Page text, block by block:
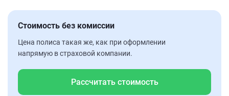
Стоимость без комиссии
Цена полиса такая же, как при оформлении
напрямую в страховой компании.
Рассчитать стоимость